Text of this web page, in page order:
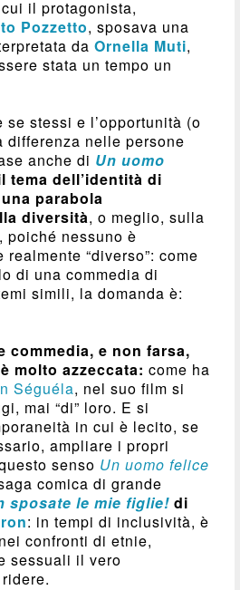
il protagonista,
Pozzetto, sposava una
daOrnella Muti,
stata un tempo un
stessi e l’opportunità (o
differenza nelle persone
anche di Un uomo
tema dell’identità di
parabola
diversità, o meglio, sulla
poiché nessuno è
realmente “diverso”: come
di una commedia di
simili, la domanda è:
commedia, e non farsa,
è molto azzeccata: come ha
Séguéla, nel suo film si
mai “di” loro. E si
in cui è lecito, se
ampliare i propri
senso Un uomo felice
comica di grande
sposate le mie figlie! di
: in tempi di inclusività, è
confronti di etnie,
sessuali il vero